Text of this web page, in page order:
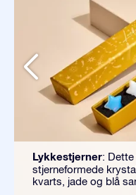
Lykkestjerner:
stjerneformede
kvarts, jade og blå